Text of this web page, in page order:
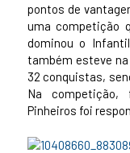
pontos de
uma competição
dominou o
também esteve
32 conquistas,
Na competição,
Pinheiros foi